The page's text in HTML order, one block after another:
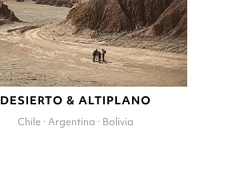
DESIERTO & ALTIPLANO
Chile · Argentina · Bolivia